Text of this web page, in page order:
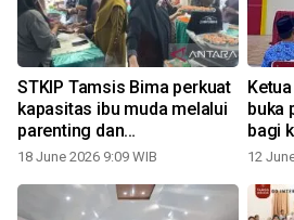
STKIP Tamsis Bima perkuat
kapasitas ibu muda melalui
parenting dan
kewirausahaan
18 June 2026 9:09 WIB
buka
bagi
12